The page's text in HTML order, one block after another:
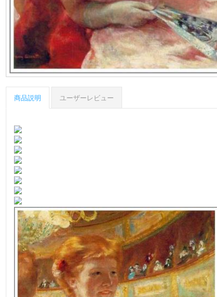
商品説明 ユーザーレビュー